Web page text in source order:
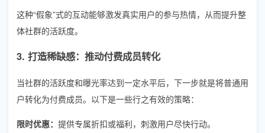
这种“假象”式的互动能够激发真实用户的参与热情，从而提升整
体社群的活跃度。
3. 打造稀缺感：推动付费成员转化
当社群的活跃度和曝光率达到一定水平后，下一步就是将普通用
户转化为付费成员。以下是一些行之有效的策略：
限时优惠： 提供专属折扣或福利，刺激用户尽快行动。